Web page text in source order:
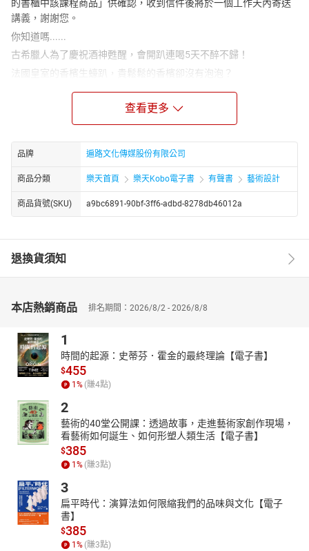
的書櫃中該課程商品」供確認，收到信件後將於一個工作天內寄送
講義，謝謝您。
你知道嗎......
古希臘人為了慶祝酒神甦醒，會開趴連喝5天不醉不歸！
法國皇室的香檳生蠔趴，貴鬆鬆的香檳卻沒有泡泡？
古埃及「啤酒」可以當薪水，沒有它金字塔還蓋不起來？！
竇加名畫〈在咖啡館〉裡，模特兒因為演技太好差點被當成酒
謠傳梵谷生前只賣出一件作品，這是真的嗎？
還是梵谷最愛的苦艾酒，通通藏在20幅經典名畫裡！
讓擁有藝術背景與葡萄酒專業認證的Junie 用畫說酒
帶你由名畫了解酒類知識，探索畫作隱含的許多故事，
一起用動態的視角觀賞靜態的畫作，
從名畫裡的酒飲窺探近現代的社交生活，
西方近現代藝術史
家小故事。
✸卡拉瓦喬筆下的小鮮肉酒神，去做了美甲！？
✸慕夏因為設計海報一炮而紅，還是知名香檳品牌愛用畫家
✸雷諾瓦請朋友來吃喝兼當模特兒，結果卻讓自己心很累
獨到的酒類知識視角
從酒的起源、產區、製作、喝法到餐酒搭配，看看藏在名畫裡的酒
✸畫中用來「詐賭」的究竟是哪一種葡萄酒？
✸早期的香檳漂著酵母屍體，喝起來其實像是葡萄糖漿
✸苦艾酒和琴酒早期竟被當作藥酒使用！？
歐洲歷史生活大揭密
從宮廷到街頭、從咖啡館到夜總會，走過美好年代，也探訪酒鬼滿
查看更多
品牌 遍路文化傳媒股份有限公司
商品分類 樂天首頁 樂天Kobo電子書 有聲書 藝術設計
商品貨號(SKU) a9bc6891-90bf-3ff6-adbd-8278db46012a
退換貨須知
本店熱銷商品 排名期間：2026/8/2 - 2026/8/8
1
時間的起源：史蒂芬．霍金的最終理論【電子書】
$455
1 % (賺4點)
2
藝術的40堂公開課：透過故事，走進藝術家創作現場，
看藝術如何誕生、如何形塑人類生活【電子書】
$385
1 % (賺3點)
3
扁平時代：演算法如何限縮我們的品味與文化【電子
書】
$385
1 % (賺3點)